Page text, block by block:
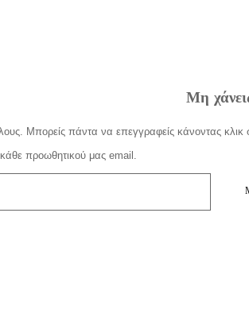
Μη
Μπορείς πάντα να επεγγραφείς κάνοντας κλικ
προωθητικού μας email.